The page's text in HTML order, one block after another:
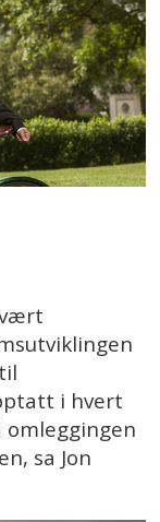
i hvert
sa Jon